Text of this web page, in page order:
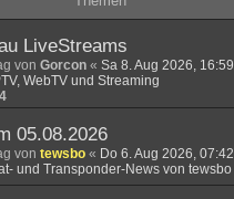
LiveStreams
von Gorcon « Sa 8. Aug 2026, 16:59
WebTV und Streaming
05.08.2026
von tewsbo « Do 6. Aug 2026, 07:42
und Transponder-News von tewsbo